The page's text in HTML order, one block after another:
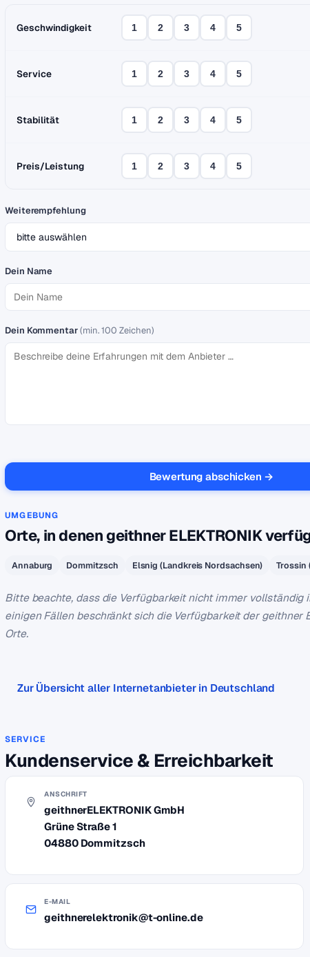
Geschwindigkeit 1 2 3 4 5
Service 1 2 3 4 5
Stabilität 1 2 3 4 5
Preis/Leistung 1 2 3 4 5
Weiterempfehlung
Dein Name
Dein Kommentar(min. 100 Zeichen)
Bewertung abschicken →
UMGEBUNG
Orte, in denen geithner ELEKTRONIK
Annaburg Dommitzsch Elsnig (Landkreis Nordsachsen) Trossin
Bitte beachte, dass die Verfügbarkeit nicht immer
einigen Fällen beschränkt sich die Verfügbarkeit der geithner
Orte.
Zur Übersicht aller Internetanbieter in Deutschland
SERVICE
Kundenservice & Erreichbarkeit
ANSCHRIFT
geithnerELEKTRONIK GmbH
Grüne Straße 1
04880 Dommitzsch
E-MAIL
geithnerelektronik@t-online.de